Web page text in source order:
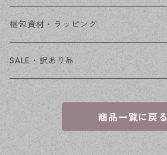
穴あき
穴なし
梱包資材・ラッピング
発送ボックス
アクセサリー台紙
OPP袋
SALE・訳あり品
商品一覧に戻る